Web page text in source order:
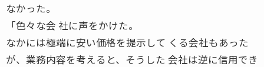
なかった。
「色々な会 社に声をかけた。
なかには極端に安い価格を提示して くる会社もあった
が、業務内容を考えると、そうした 会社は逆に信用でき